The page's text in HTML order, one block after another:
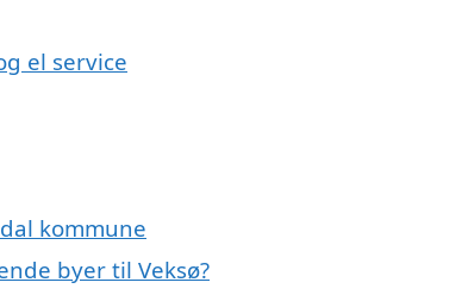
el service
kommune
byer til Veksø?